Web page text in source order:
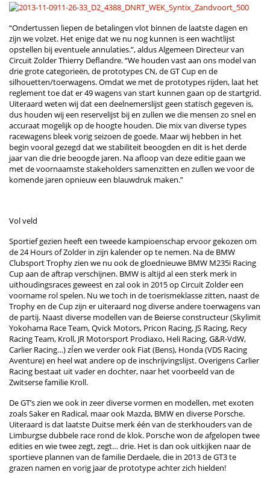
“Ondertussen liepen de betalingen vlot binnen de laatste dagen en
zijn we volzet. Het enige dat we nu nog kunnen is een wachtlijst
opstellen bij eventuele annulaties.”, aldus Algemeen Directeur van
Circuit Zolder Thierry Deflandre. “We houden vast aan ons model van
drie grote categorieën, de prototypes CN, de GT Cup en de
silhouetten/toerwagens. Omdat we met de prototypes rijden, laat het
reglement toe dat er 49 wagens van start kunnen gaan op de startgrid.
Uiteraard weten wij dat een deelnemerslijst geen statisch gegeven is,
dus houden wij een reservelijst bij en zullen we die mensen zo snel en
accuraat mogelijk op de hoogte houden. Die mix van diverse types
racewagens bleek vorig seizoen de goede. Maar wij hebben in het
begin vooral gezegd dat we stabiliteit beoogden en dit is het derde
jaar van die drie beoogde jaren. Na afloop van deze editie gaan we
met de voornaamste stakeholders samenzitten en zullen we voor de
komende jaren opnieuw een blauwdruk maken.”
Vol veld
Sportief gezien heeft een tweede kampioenschap ervoor gekozen om
de 24 Hours of Zolder in zijn kalender op te nemen. Na de BMW
Clubsport Trophy zien we nu ook de gloednieuwe BMW M235i Racing
Cup aan de aftrap verschijnen. BMW is altijd al een sterk merk in
uithoudingsraces geweest en zal ook in 2015 op Circuit Zolder een
voorname rol spelen. Nu we toch in de toerismeklasse zitten, naast de
Trophy en de Cup zijn er uiteraard nog diverse andere toerwagens van
de partij. Naast diverse modellen van de Beierse constructeur (Skylimit
Yokohama Race Team, Qvick Motors, Pricon Racing, JS Racing, Recy
Racing Team, Kroll, JR Motorsport Prodiaxo, Heli Racing, G&R-VdW,
Carlier Racing…) zÍen we verder ook Fiat (Bens), Honda (VDS Racing
Aventure) en heel wat andere op de inschrijvingslijst. Overigens Carlier
Racing bestaat uit vader en dochter, naar het voorbeeld van de
Zwitserse familie Kroll.
De GT’s zien we ook in zeer diverse vormen en modellen, met exoten
zoals Saker en Radical, maar ook Mazda, BMW en diverse Porsche.
Uiteraard is dat laatste Duitse merk één van de sterkhouders van de
Limburgse dubbele race rond de klok. Porsche won de afgelopen twee
edities en wie twee zegt, zegt… drie. Het is dan ook uitkijken naar de
sportieve plannen van de familie Derdaele, die in 2013 de GT3 te
grazen namen en vorig jaar de prototype achter zich hielden!